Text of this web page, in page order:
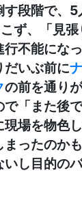
段階で、
ず、「見
不能になっ
だいぶ前に
の前を通りが
「また後
現場を物色
ったのかも
いし目的の